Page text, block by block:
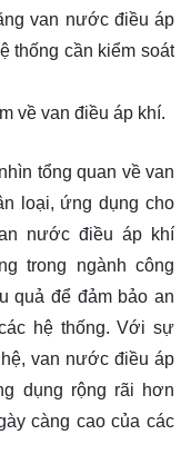
van nước điều áp
thống cần kiểm soát
về van điều áp khí.
tổng quan về van
loại, ứng dụng cho
nước điều áp khí
trong ngành công
quả để đảm bảo an
hệ thống. Với sự
van nước điều áp
dụng rộng rãi hơn
càng cao của các